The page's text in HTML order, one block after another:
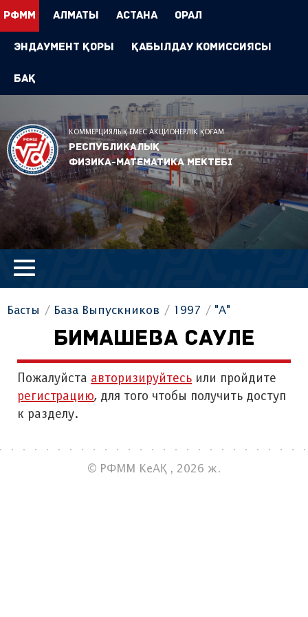
РФММ Алматы Астана Орал
Эндаумент Қоры Қабылдау комиссиясы
БАҚ
КОММЕРЦИЯЛЫҚ ЕМЕС АКЦИОНЕРЛІК ҚОҒАМ
Республикалық
физика-математика мектебі
Басты База Выпускников 1997 "А"
БИМАШЕВА САУЛЕ
Пожалуйста авторизируйтесь или пройдите
регистрацию, для того чтобы получить доступ
к разделу.
© РФММ КеАҚ , 2026 ж.